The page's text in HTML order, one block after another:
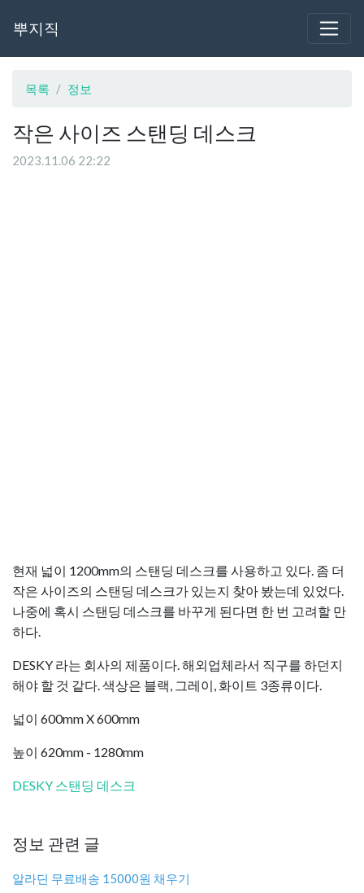
뿌지직
목록 정보
작은 사이즈 스탠딩 데스크
2023.11.06 22:22
현재 넓이 1200mm의 스탠딩 데스크를 사용하고 있다. 좀 더
작은 사이즈의 스탠딩 데스크가 있는지 찾아 봤는데 있었다.
나중에 혹시 스탠딩 데스크를 바꾸게 된다면 한 번 고려할 만
하다.
DESKY 라는 회사의 제품이다. 해외업체라서 직구를 하던지
해야 할 것 같다. 색상은 블랙, 그레이, 화이트 3종류이다.
넓이 600mm X 600mm
높이 620mm - 1280mm
DESKY 스탠딩 데스크
정보 관련 글
알라딘 무료배송 15000원 채우기